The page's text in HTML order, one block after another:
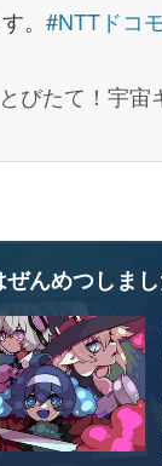
。 #NTTドコ
びたて！宇宙
んめつしまし